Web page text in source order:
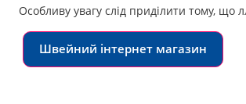
Особливу увагу слід приділити тому, що
Швейний інтернет магазин